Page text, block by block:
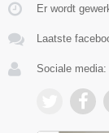
Er wordt
Laatste
Sociale media: